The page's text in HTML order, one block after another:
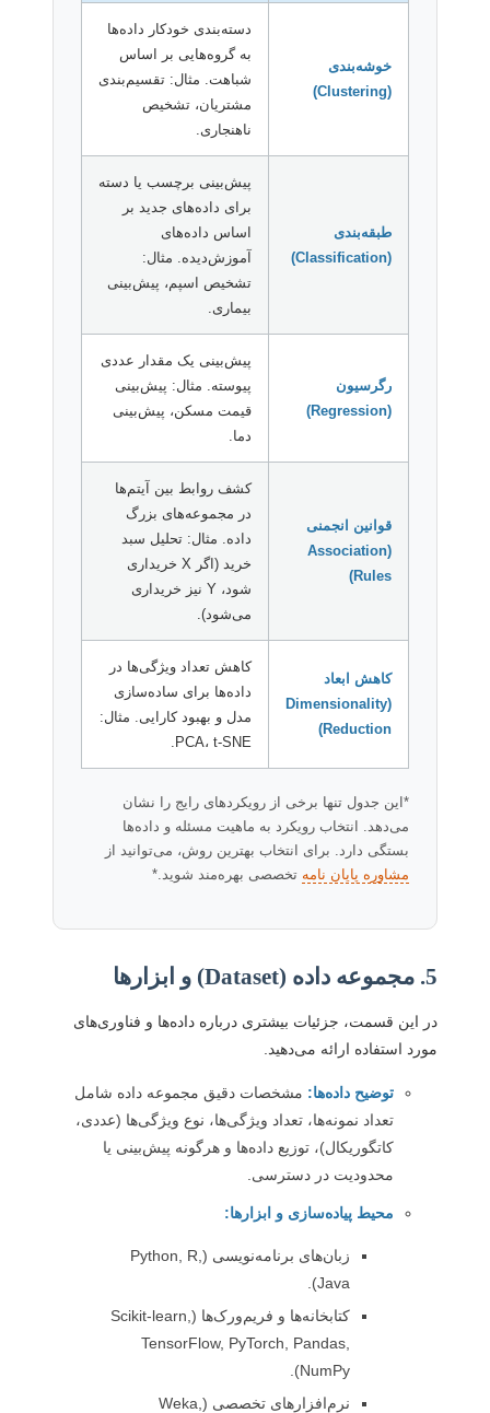
خوشه‌بندی
دسته‌بندی خودکار داده‌ها
به گروه‌هایی بر اساس
شباهت. مثال: تقسیم‌بندی
مشتریان، تشخیص
ناهنجاری.
طبقه‌بندی
پیش‌بینی برچسب یا دسته
برای داده‌های جدید بر
اساس داده‌های
آموزش‌دیده. مثال:
تشخیص اسپم، پیش‌بینی
بیماری.
رگرسیون
پیش‌بینی یک مقدار عددی
پیوسته. مثال: پیش‌بینی
قیمت مسکن، پیش‌بینی
قوانین انجمنی
(Association
Rules)
کشف روابط بین آیتم‌ها
در مجموعه‌های بزرگ
داده. مثال: تحلیل سبد
خرید (اگر X خریداری
شود، Y نیز خریداری
می‌شود).
کاهش ابعاد
(Dimensionality
Reduction)
کاهش تعداد ویژگی‌ها در
داده‌ها برای ساده‌سازی
مدل و بهبود کارایی. مثال:
PCA، t-SNE.
*این جدول تنها برخی از رویکردهای رایج را نشان
می‌دهد. انتخاب رویکرد به ماهیت مسئله و داده‌ها
بستگی دارد. برای انتخاب بهترین روش، می‌توانید از
مشاوره پایان نامهتخصصی بهره‌مند شوید.*
در این قسمت، جزئیات بیشتری درباره داده‌ها و فناوری‌های
مورد استفاده ارائه می‌دهید.
توضیح داده‌ها: مشخصات دقیق مجموعه داده شامل
تعداد نمونه‌ها، تعداد ویژگی‌ها، نوع ویژگی‌ها (عددی،
کاتگوریکال)، توزیع داده‌ها و هرگونه پیش‌بینی یا
محدودیت در دسترسی.
محیط پیاده‌سازی و ابزارها:
زبان‌های برنامه‌نویسی (Python, R,
کتابخانه‌ها و فریم‌ورک‌ها (Scikit-learn,
TensorFlow, PyTorch, Pandas,
NumPy).
نرم‌افزارهای تخصصی (Weka,